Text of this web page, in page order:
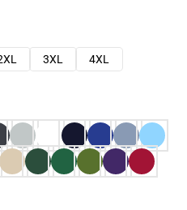
3XL
4XL